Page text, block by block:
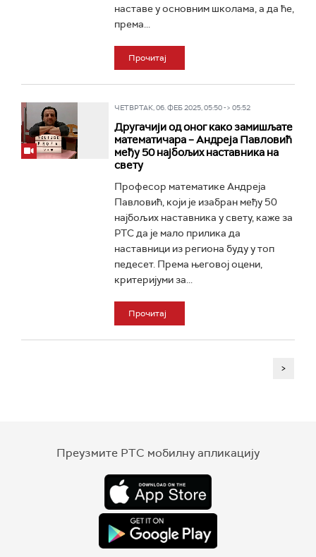
наставе у основним школама, а да ће,
према...
Прочитај
ЧЕТВРТАК, 06. ФЕБ 2025, 05:50 -> 05:52
Другачији од оног како замишљате
математичара – Андреја Павловић
међу 50 најбољих наставника на
свету
Професор математике Андреја
Павловић, који је изабран међу 50
најбољих наставника у свету, каже за
РТС да је мало прилика да
наставници из региона буду у топ
педесет. Према његовој оцени,
критеријуми за...
Прочитај
>
Преузмите РТС мобилну апликацију